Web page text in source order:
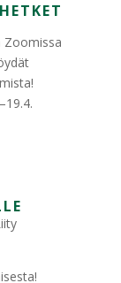
Zoomissa